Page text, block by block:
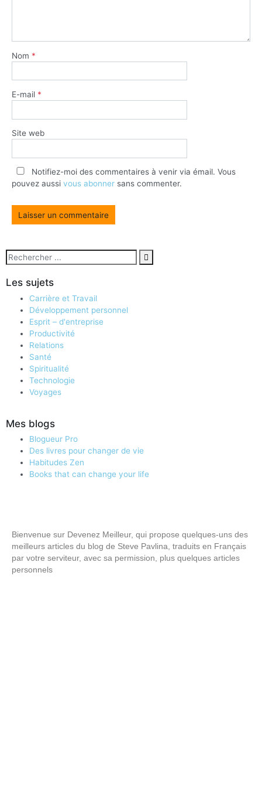
Nom *
E-mail *
Site web
Notifiez-moi des commentaires à venir via émail. Vous
pouvez aussi vous abonner sans commenter.
Les sujets
Carrière et Travail
Développement personnel
Esprit – d'entreprise
Productivité
Relations
Santé
Spiritualité
Technologie
Voyages
Mes blogs
Blogueur Pro
Des livres pour changer de vie
Habitudes Zen
Books that can change your life
Bienvenue sur Devenez Meilleur, qui propose quelques-uns des
meilleurs articles du blog de Steve Pavlina, traduits en Français
par votre serviteur, avec sa permission, plus quelques articles
personnels